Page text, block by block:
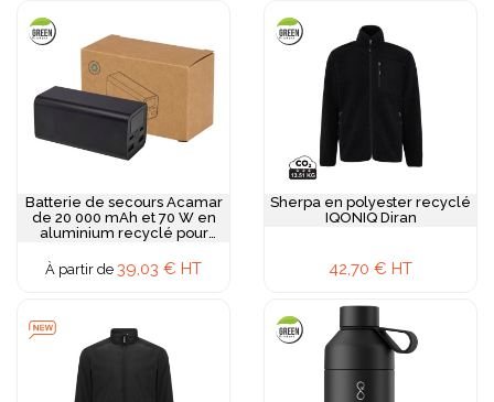
Batterie de secours Acamar
de 20 000 mAh et 70 W en
aluminium recyclé pour
À partir de 39,03 € HT
Sherpa en polyester recyclé
IQONIQ Diran
42,70 € HT